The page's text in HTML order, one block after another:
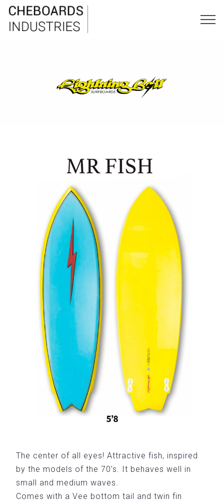
The center of all eyes! Attractive fish, inspired
by the models of the 70’s. It behaves well in
small and medium waves.
Comes with a Vee bottom tail and twin fin